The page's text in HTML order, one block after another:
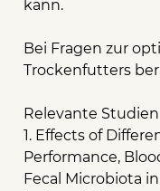
kann.
Bei Fragen zur
Trockenfutters
Relevante Studien
1. Effects of
Performance,
Fecal Microbiota